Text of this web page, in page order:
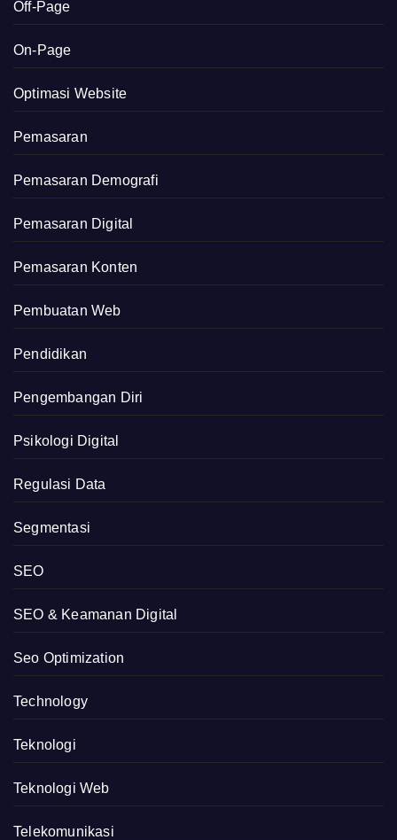
Off-Page
On-Page
Optimasi Website
Pemasaran
Pemasaran Demografi
Pemasaran Digital
Pemasaran Konten
Pembuatan Web
Pendidikan
Pengembangan Diri
Psikologi Digital
Regulasi Data
Segmentasi
SEO
SEO & Keamanan Digital
Seo Optimization
Technology
Teknologi
Teknologi Web
Telekomunikasi